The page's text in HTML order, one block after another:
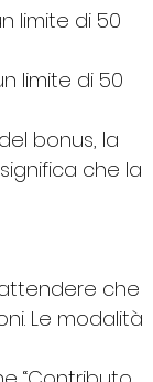
limite di 50
limite di 50
bonus, la
che la
che
Le modalità